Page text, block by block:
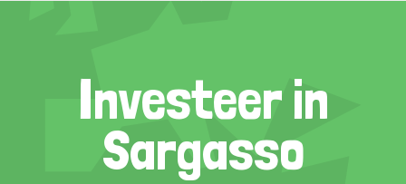
Investeer in
Sargasso